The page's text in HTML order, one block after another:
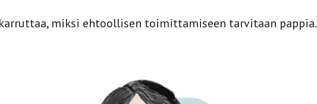
miksi ehtoollisen toimittamiseen tarvitaan pappia.